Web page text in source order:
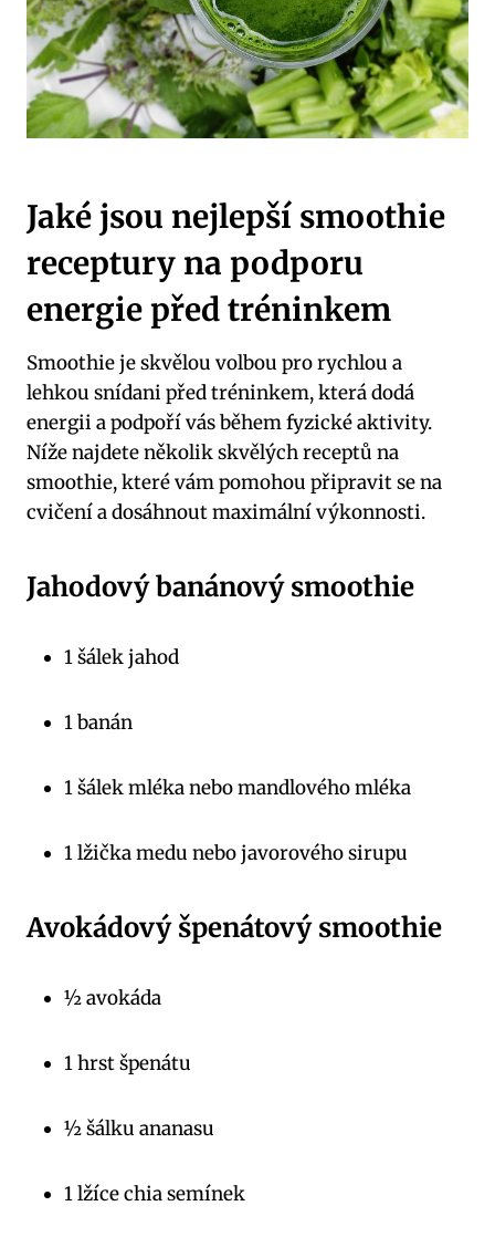
Jaké jsou nejlepší smoothie
receptury na podporu
energie před tréninkem
Smoothie je skvělou volbou pro rychlou a
lehkou snídani před tréninkem, která dodá
energii a podpoří vás během fyzické aktivity.
Níže najdete několik skvělých receptů na
smoothie, které vám pomohou připravit se na
cvičení a dosáhnout maximální výkonnosti.
Jahodový banánový smoothie
1 šálek jahod
1 banán
1 šálek mléka nebo mandlového mléka
1 lžička medu nebo javorového sirupu
Avokádový špenátový smoothie
½ avokáda
1 hrst špenátu
½ šálku ananasu
1 lžíce chia semínek